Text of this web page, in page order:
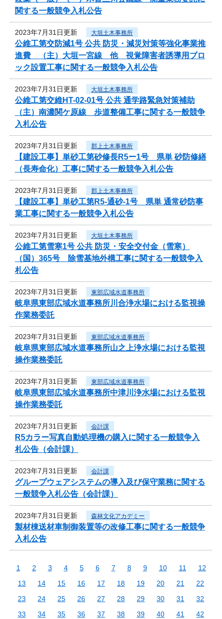
関する一般競争入札公告
2023年7月31日更新 大垣土木事務所
公維工第交防減1号 公共 防災・減災対策等強化事業推
進費 （主）大垣一宮線 他 視覚障害者誘導用ブロ
ック設置工事に関する一般競争入札公告
2023年7月31日更新 大垣土木事務所
公維工第交維HT-02-01号 公共 通学路緊急対策補助
（主）南濃関ケ原線 歩道整備工事に関する一般競争
入札公告
2023年7月31日更新 郡上土木事務所
【建設工事】単砂工第砂修長R5ー1号 県単 砂防修繕
（長寿命化）工事に関する一般競争入札公告
2023年7月31日更新 郡上土木事務所
【建設工事】単砂工第R5-通砂-1号 県単 通常砂防事
業工事に関する一般競争入札公告
2023年7月31日更新 大垣土木事務所
公維工第雪寒1号 公共 防災・安全交付金（雪寒）
（国）365号 除雪基地外構工事に関する一般競争入
札公告
2023年7月31日更新 東部広域水道事務所
岐阜県東部広域水道事務所川合浄水場における監視操
作業務委託
2023年7月31日更新 東部広域水道事務所
岐阜県東部広域水道事務所山之上浄水場における監視
操作業務委託
2023年7月31日更新 東部広域水道事務所
岐阜県東部広域水道事務所中津川浄水場における監視
操作業務委託
2023年7月31日更新 会計課
R5カラー写真自動処理機の購入に関する一般競争入
札公告（会計課）
2023年7月31日更新 会計課
グループウェアシステムの導入及び保守業務に関する
一般競争入札公告（会計課）
2023年7月31日更新 森林文化アカデミー
製材棟送材車制御装置等の改修工事に関する一般競争
入札公告
1 2 3 4 5 6 7 8 9 10 11
12
13
14 15 16 17 18 19 20 21
22
23
24 25 26 27 28 29 30 31
32
33
34 35 36 37 38 39 40 41
42